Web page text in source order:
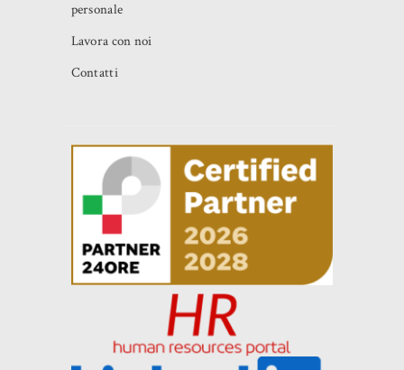
personale
Lavora con noi
Contatti